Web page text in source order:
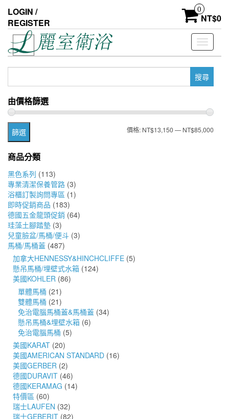
the
content
LOGIN /
REGISTER
0
NT$0
Toggle
鍵
字:
由價格篩選
最最
篩選 價格: NT$13,150—NT$85,000
商品分類
黑色系列 (113)
專業清潔保養管路 (3)
浴櫃訂製詢問專區 (1)
即時促銷商品 (183)
德國五金龍頭促銷 (64)
珪藻土腳踏墊 (3)
兒童臉盆/馬桶/便斗 (3)
馬桶/馬桶蓋 (487)
加拿大HENNESSY&HINCHCLIFFE (5)
懸吊馬桶/埋壁式水箱 (124)
美國KOHLER (86)
單體馬桶 (21)
雙體馬桶 (21)
免治電腦馬桶蓋&馬桶蓋 (34)
懸吊馬桶&埋壁水箱 (6)
免治電腦馬桶 (5)
美國KARAT (20)
美國AMERICAN STANDARD (16)
美國GERBER (2)
德國DURAVIT (46)
德國KERAMAG (14)
特價區 (60)
瑞士LAUFEN (32)
瑞士GEBERIT (82)